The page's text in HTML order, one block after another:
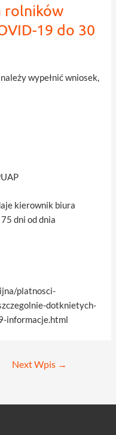
rolników
19 do 30
wypełnić wniosek,
kierownik biura
dni od dnia
platnosci-
dotknietych-
informacje.html
Next Wpis →